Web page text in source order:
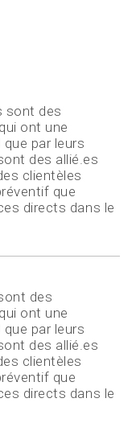
sont des
ont une
par leurs
des allié.es
clientèles
que
directs dans le
des
ont une
par leurs
des allié.es
clientèles
que
directs dans le